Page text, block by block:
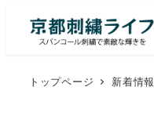
トップページ 新着情報